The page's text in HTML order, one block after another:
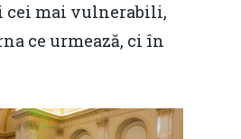
cei mai vulnerabili,
ce urmează, ci în
Home